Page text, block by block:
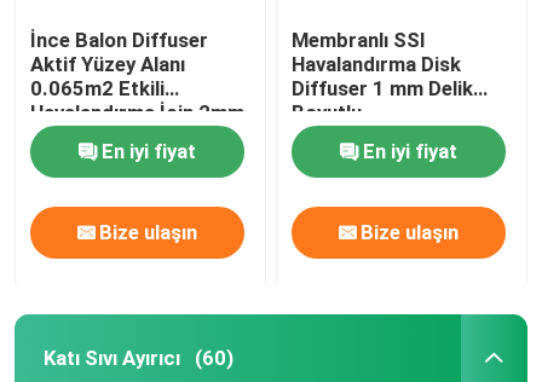
İnce Balon Diffuser
Aktif Yüzey Alanı
0.065m2 Etkili
Havalandırma İçin 2mm
En iyi fiyat
Bize ulaşın
Membranlı SSI
Havalandırma Disk
Diffuser 1 mm Delik
Boyutlu
En iyi fiyat
Bize ulaşın
Katı Sıvı Ayırıcı (60)